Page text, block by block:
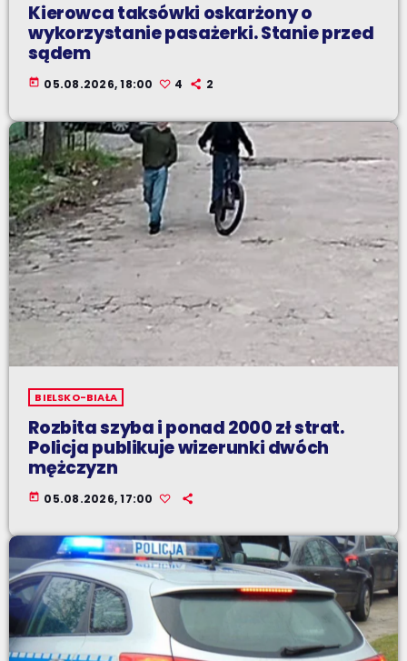
Kierowca taksówki oskarżony o
wykorzystanie pasażerki. Stanie przed
sądem
today 05.08.2026, 18:00 4 2
BIELSKO-BIAŁA
Rozbita szyba i ponad 2000 zł strat.
Policja publikuje wizerunki dwóch
mężczyzn
today 05.08.2026, 17:00